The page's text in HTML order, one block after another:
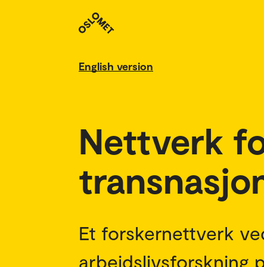
English version
Nettverk
Et forskernettverk
arbeidslivsforskning